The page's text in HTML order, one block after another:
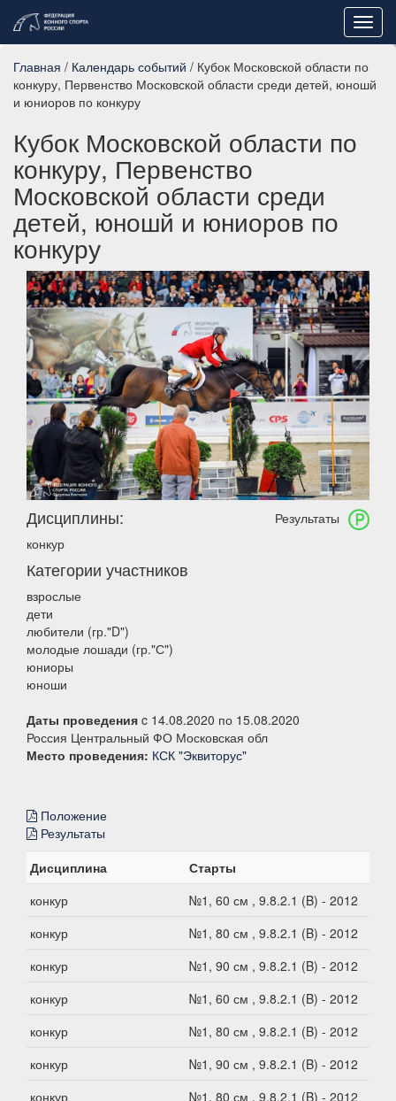
Главная / Календарь событий / Кубок Московской области по
конкуру, Первенство Московской области среди детей, юношй
и юниоров по конкуру
Кубок Московской области по
конкуру, Первенство
Московской области среди
детей, юношй и юниоров по
конкуру
Результаты
Дисциплины:
конкур
Категории участников
взрослые
дети
любители (гр."D")
молодые лошади (гр."С")
юниоры
юноши
Даты проведения c 14.08.2020 по 15.08.2020
Россия Центральный ФО Московская обл
Место проведения: КСК "Эквиторус"
Положение
Результаты
Дисциплина
Старты
конкур
№1, 60 см , 9.8.2.1 (B) - 2012
конкур
№1, 80 см , 9.8.2.1 (B) - 2012
конкур
№1, 90 см , 9.8.2.1 (B) - 2012
конкур
№1, 60 см , 9.8.2.1 (B) - 2012
конкур
№1, 80 см , 9.8.2.1 (B) - 2012
конкур
№1, 90 см , 9.8.2.1 (B) - 2012
конкур
№1, 80 см , 9.8.2.1 (B) - 2012